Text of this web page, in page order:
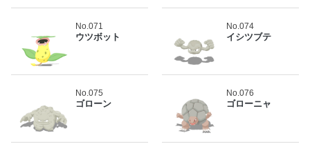
No.071
ウツボット
No.074
イシツブテ
No.075
ゴローン
No.076
ゴローニャ